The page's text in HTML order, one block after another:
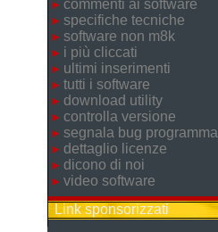
commenti ai software
specifiche tecniche
software non m8k
i più cliccati
ultimi inserimenti
tutti i software
download utility
controlla versione
segnala bug programma
dettaglio licenze
dicono di noi
video software
Link sponsorizzati